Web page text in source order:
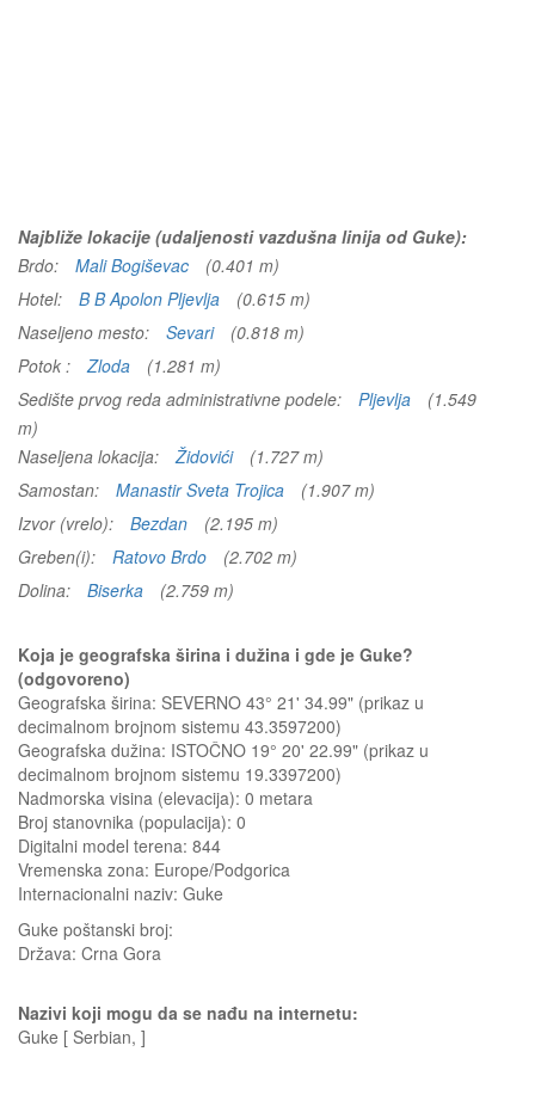
Najbliže lokacije (udaljenosti vazdušna linija od Guke):
Brdo:
Mali Bogiševac
(0.401 m)
Hotel:
B B Apolon Pljevlja
(0.615 m)
Naseljeno mesto:
Sevari
(0.818 m)
Potok :
Zloda
(1.281 m)
Sedište prvog reda administrativne podele:
Pljevlja
(1.549
m)
Naseljena lokacija:
Židovići
(1.727 m)
Samostan:
Manastir Sveta Trojica
(1.907 m)
Izvor (vrelo):
Bezdan
(2.195 m)
Greben(i):
Ratovo Brdo
(2.702 m)
Dolina:
Biserka (2.759 m)
Koja je geografska širina i dužina i gde je Guke?
(odgovoreno)
Geografska širina: SEVERNO 43° 21' 34.99" (prikaz u
decimalnom brojnom sistemu 43.3597200)
Geografska dužina: ISTOČNO 19° 20' 22.99" (prikaz u
decimalnom brojnom sistemu 19.3397200)
Nadmorska visina (elevacija): 0 metara
Broj stanovnika (populacija): 0
Digitalni model terena: 844
Vremenska zona: Europe/Podgorica
Internacionalni naziv: Guke
Guke poštanski broj:
Država: Crna Gora
Nazivi koji mogu da se nađu na internetu:
Guke [ Serbian, ]